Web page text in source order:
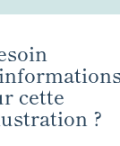
cette
?